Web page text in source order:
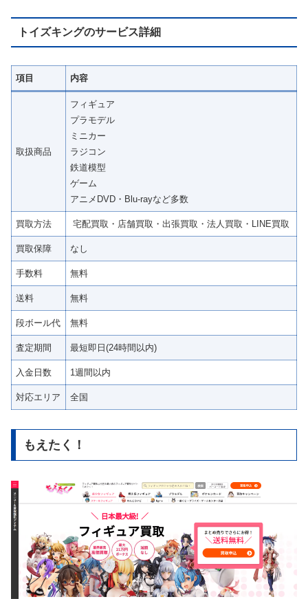
トイズキングのサービス詳細
項目 内容
取扱商品
フィギュア
プラモデル
ミニカー
ラジコン
鉄道模型
ゲーム
アニメDVD・Blu-rayなど多数
買取方法 宅配買取・店舗買取・出張買取・法人買取・LINE買取
買取保障 なし
手数料 無料
送料 無料
段ボール代 無料
査定期間 最短即日(24時間以内)
入金日数 1週間以内
対応エリア 全国
もえたく！